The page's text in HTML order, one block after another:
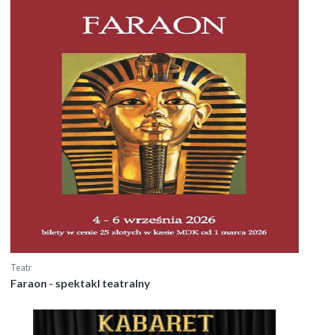
Teatr
Faraon - spektakl teatralny